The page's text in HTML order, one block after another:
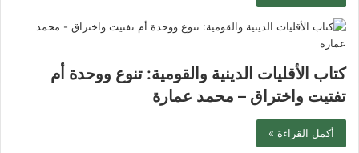
كتاب الأقليات الدينية والقومية: تنوع ووحدة أم
تفتيت واختراق – محمد عمارة
أكمل القراءة »